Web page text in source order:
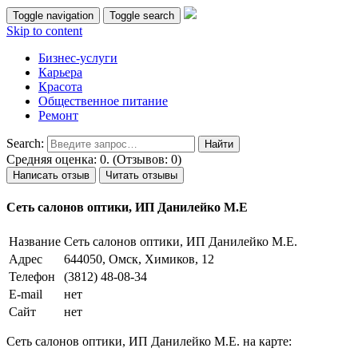
Toggle navigation Toggle search
Skip to content
Бизнес-услуги
Карьера
Красота
Общественное питание
Ремонт
Search:
Средняя оценка: 0. (Отзывов: 0)
Написать отзыв Читать отзывы
Сеть салонов оптики, ИП Данилейко М.Е
Название Сеть салонов оптики, ИП Данилейко М.Е.
Адрес
644050, Омск, Химиков, 12
Телефон
(3812) 48-08-34
E-mail
нет
Сайт
нет
Сеть салонов оптики, ИП Данилейко М.Е. на карте: